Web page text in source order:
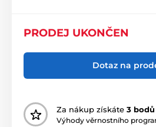
PRODEJ UKONČEN
Dotaz na
Za nákup získáte 3 bodů
Výhody věrnostního